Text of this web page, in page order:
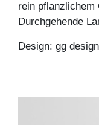
rein pflanzlichem
Durchgehende
Design: gg